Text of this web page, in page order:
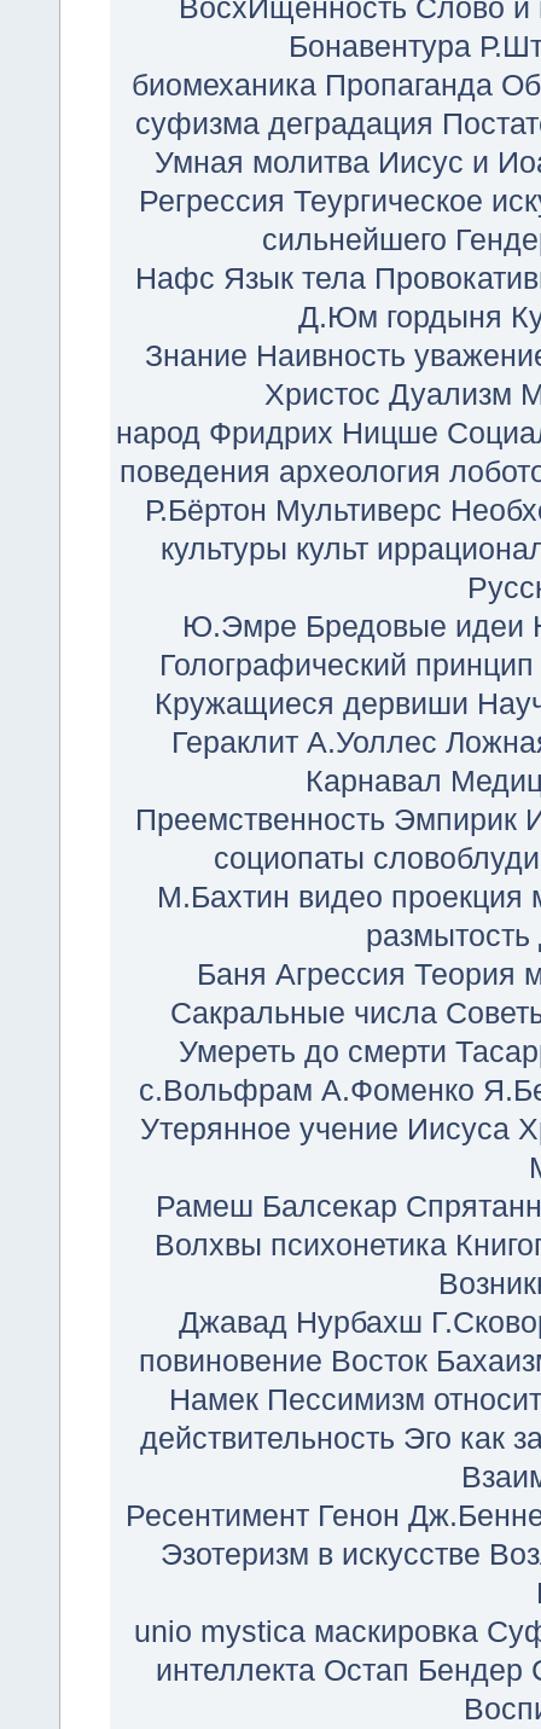
ВосхИщенность Слово и
Бонавентура
биомеханика Пропаганда
суфизма деградация
Умная молитва Иисус и
Регрессия Теургическое
сильнейшего
Нафс Язык тела
Д.Юм гордыня
Знание Наивность
Христос Дуализм
народ Фридрих Ницше
поведения археология
Р.Бёртон Мультиверс
культуры культ
Ю.Эмре Бредовые идеи
Голографический принцип
Кружащиеся дервиши
Гераклит А.Уоллес
Карнавал
Преемственность Эмпирик
социопаты
М.Бахтин видео проекция
размытость
Баня Агрессия Теория
Сакральные числа
Умереть до смерти
c.Вольфрам А.Фоменко
Утерянное учение Иисуса
Рамеш Балсекар
Волхвы психонетика
Джавад Нурбахш
повиновение Восток
Намек Пессимизм
действительность Эго как
Ресентимент Генон
Эзотеризм в искусстве
unio mystica маскировка
интеллекта Остап Бендер